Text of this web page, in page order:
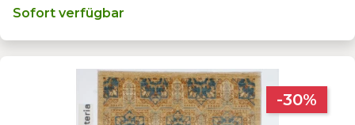
Sofort verfügbar
-30%